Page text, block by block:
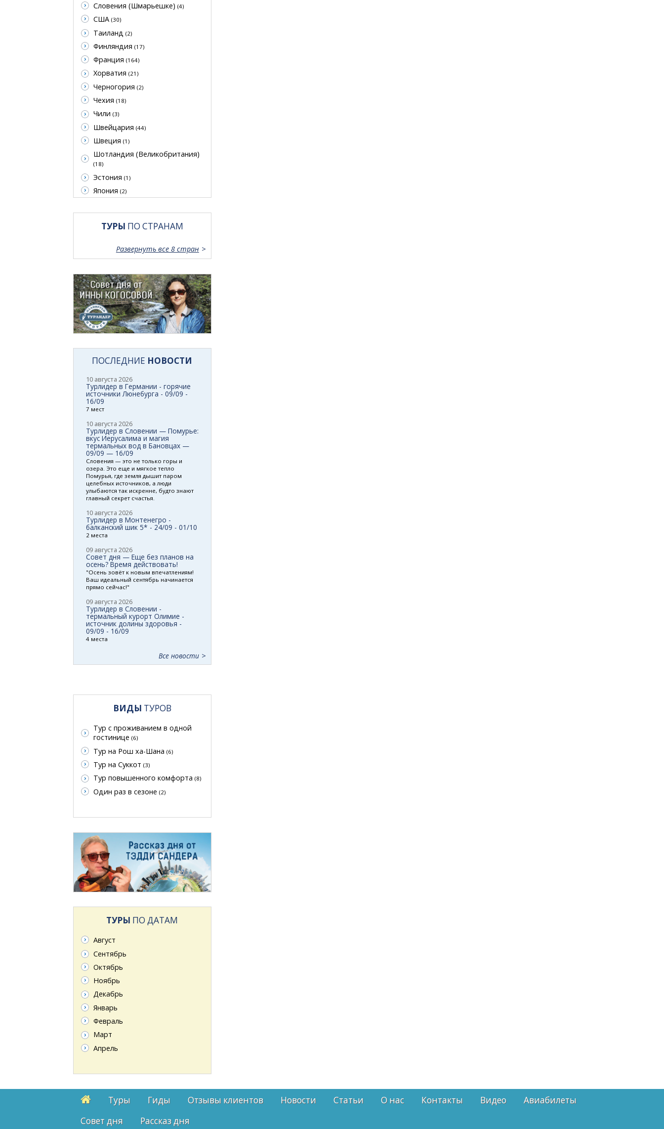
Словения (Шмарьешке) (4)
США (30)
Таиланд (2)
Финляндия (17)
Франция (164)
Хорватия (21)
Черногория (2)
Чехия (18)
Чили (3)
Швейцария (44)
Швеция (1)
Шотландия (Великобритания)
(18)
Эстония (1)
Япония (2)
ТУРЫ ПО СТРАНАМ
Развернуть все 8 стран
ПОСЛЕДНИЕ НОВОСТИ
10 августа 2026
Турлидер в Германии - горячие
источники Люнебурга - 09/09 -
16/09
7 мест
10 августа 2026
Турлидер в Словении — Помурье:
вкус Иерусалима и магия
термальных вод в Бановцах —
09/09 — 16/09
Словения — это не только горы и
озера. Это еще и мягкое тепло
Помурья, где земля дышит паром
целебных источников, а люди
улыбаются так искренне, будто знают
главный секрет счастья.
10 августа 2026
Турлидер в Монтенегро -
балканский шик 5* - 24/09 - 01/10
2 места
09 августа 2026
Совет дня — Еще без планов на
осень? Время действовать!
"Осень зовёт к новым впечатлениям!
Ваш идеальный сентябрь начинается
прямо сейчас!"
09 августа 2026
Турлидер в Словении -
термальный курорт Олимие -
источник долины здоровья -
09/09 - 16/09
4 места
Все новости
ВИДЫ ТУРОВ
Тур с проживанием в одной
гостинице (6)
Тур на Рош ха-Шана (6)
Тур на Суккот (3)
Тур повышенного комфорта (8)
Один раз в сезоне (2)
ТУРЫ ПО ДАТАМ
Август
Сентябрь
Октябрь
Ноябрь
Декабрь
Январь
Февраль
Март
Апрель
Туры Гиды Отзывы клиентов Новости Статьи О нас Контакты Видео
Авиабилеты
Cовет дня
Рассказ дня